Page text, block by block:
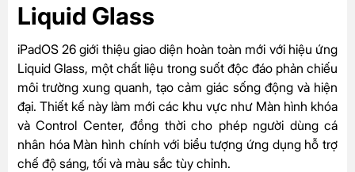
Liquid Glass
iPadOS 26 giới thiệu giao diện hoàn toàn mới với hiệu ứng
Liquid Glass, một chất liệu trong suốt độc đáo phản chiếu
môi trường xung quanh, tạo cảm giác sống động và hiện
đại. Thiết kế này làm mới các khu vực như Màn hình khóa
và Control Center, đồng thời cho phép người dùng cá
nhân hóa Màn hình chính với biểu tượng ứng dụng hỗ trợ
chế độ sáng, tối và màu sắc tùy chỉnh.